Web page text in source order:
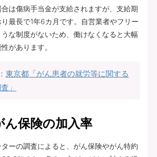
は傷病手当金が支給されますが、支給期
最長で1年6カ月です。自営業者やフリー
な制度がないため、働けなくなると大幅
があります。
東京都「がん患者の就労等に関する
」
ん保険の加入率
ーの調査によると、がん保険やがん特約